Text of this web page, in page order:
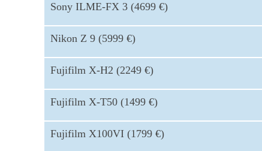
Sony ILME-FX 3 (4699 €)
Nikon Z 9 (5999 €)
Fujifilm X-H2 (2249 €)
Fujifilm X-T50 (1499 €)
Fujifilm X100VI (1799 €)